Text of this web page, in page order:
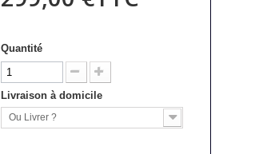
Quantité
Livraison à domicile
Ou Livrer ?